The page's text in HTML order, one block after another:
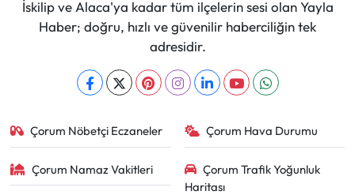
İskilip ve Alaca'ya kadar tüm ilçelerin sesi olan Yayla
Haber; doğru, hızlı ve güvenilir haberciliğin tek
adresidir.
Çorum Nöbetçi Eczaneler Çorum Hava Durumu
Çorum Namaz Vakitleri
Çorum Trafik Yoğunluk
Haritası